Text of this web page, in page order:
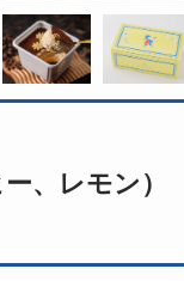
、レモン）